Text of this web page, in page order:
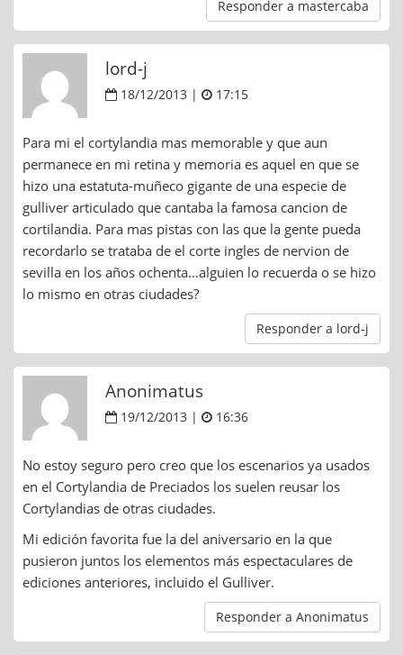
Responder a mastercaba
lord-j
18/12/2013 | 17:15
Para mi el cortylandia mas memorable y que aun
permanece en mi retina y memoria es aquel en que se
hizo una estatuta-muñeco gigante de una especie de
gulliver articulado que cantaba la famosa cancion de
cortilandia. Para mas pistas con las que la gente pueda
recordarlo se trataba de el corte ingles de nervion de
sevilla en los años ochenta…alguien lo recuerda o se hizo
lo mismo en otras ciudades?
Responder a lord-j
Anonimatus
19/12/2013 | 16:36
No estoy seguro pero creo que los escenarios ya usados
en el Cortylandia de Preciados los suelen reusar los
Cortylandias de otras ciudades.
Mi edición favorita fue la del aniversario en la que
pusieron juntos los elementos más espectaculares de
ediciones anteriores, incluido el Gulliver.
Responder a Anonimatus